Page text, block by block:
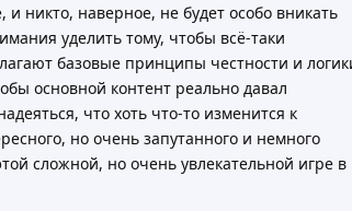
никто, наверное, не будет особо вникать
уделить тому, чтобы всё-таки
базовые принципы честности и
основной контент реально давал
что хоть что-то изменится к
но очень запутанного и немного
сложной, но очень увлекательной игре в